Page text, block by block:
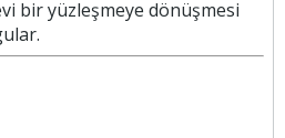
bir yüzleşmeye dönüşmesi